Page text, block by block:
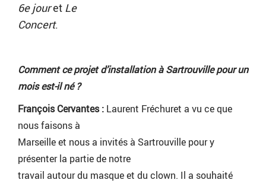
6e jouret Le
Concert.
Comment ce projet d’installation à Sartrouville pour un
mois est-il né ?
François Cervantes : Laurent Fréchuret a vu ce que
nous faisons à
Marseille et nous a invités à Sartrouville pour y
présenter la partie de notre
travail autour du masque et du clown. Il a souhaité